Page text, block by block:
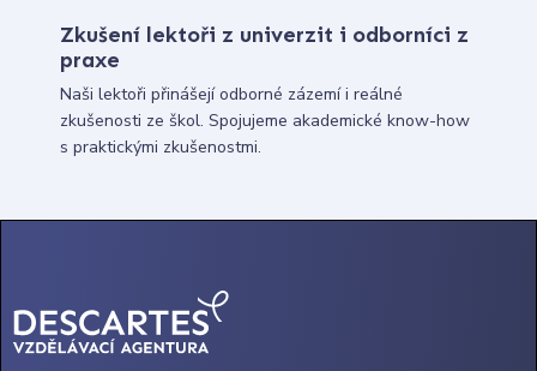
Zkušení lektoři z univerzit i odborníci z
praxe
Naši lektoři přinášejí odborné zázemí i reálné
zkušenosti ze škol. Spojujeme akademické know-how
s praktickými zkušenostmi.